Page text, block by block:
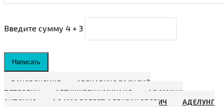
Введите сумму 4 + 3
Написать
ЗАХОРОНЕНИЯ
АВЕНАРИУС ВАСИЛИЙ
ПЕТРОВИЧ
АВТУШКЕВИЧ МИХАИЛ
АДАМИНИ
АНТОНИО
АДАМС РОБЕРТ АЛЕКСАНДРОВИЧ
АДЕЛУНГ